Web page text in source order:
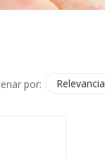
por: Relevancia